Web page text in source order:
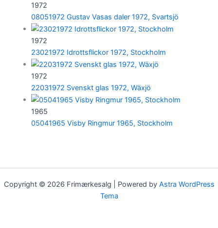
1972
08051972 Gustav Vasas daler 1972, Svartsjö
1972
23021972 Idrottsflickor 1972, Stockholm
1972
22031972 Svenskt glas 1972, Wäxjö
1965
05041965 Visby Ringmur 1965, Stockholm
Copyright © 2026 Frimærkesalg | Powered by Astra WordPress
Tema